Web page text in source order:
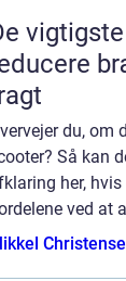
du, om
Så kan
her,
ved at
kan give